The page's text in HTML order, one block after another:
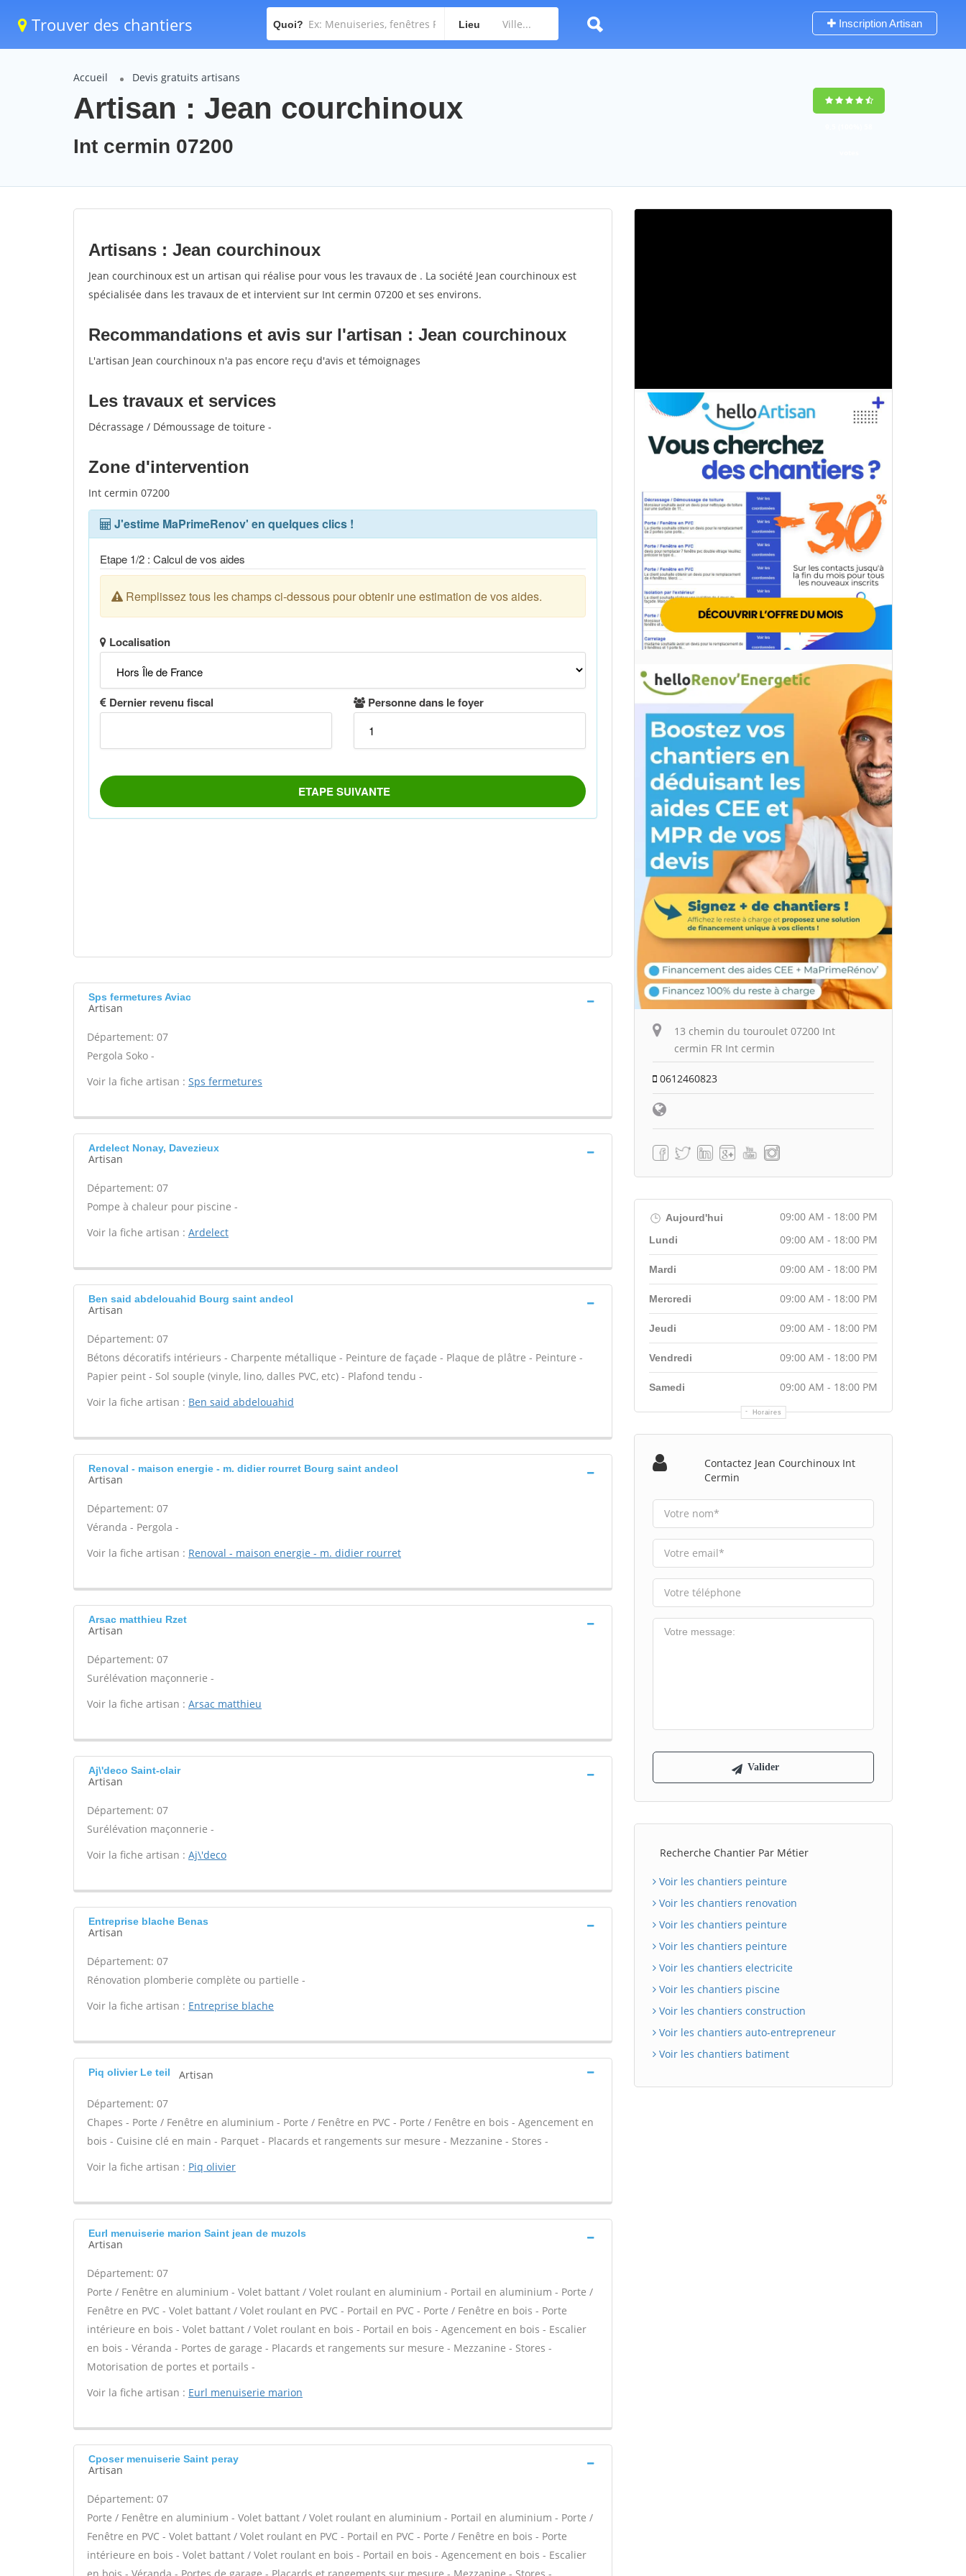
Trouver des chantiers Quoi? Lieu Inscription Artisan
Accueil Devis gratuits artisans
Artisan : Jean courchinoux
Int cermin 07200
Artisans : Jean courchinoux
Jean courchinoux est un artisan qui réalise pour vous les travaux de . La société Jean courchinoux est
spécialisée dans les travaux de et intervient sur Int cermin 07200 et ses environs.
Recommandations et avis sur l'artisan : Jean courchinoux
L'artisan Jean courchinoux n'a pas encore reçu d'avis et témoignages
Les travaux et services
Décrassage / Démoussage de toiture -
Zone d'intervention
Int cermin 07200
Sps fermetures Aviac
Artisan
Département: 07
Pergola Soko -
Voir la fiche artisan : Sps fermetures
Ardelect Nonay, Davezieux
Artisan
Département: 07
Pompe à chaleur pour piscine -
Voir la fiche artisan : Ardelect
Ben said abdelouahid Bourg saint andeol
Artisan
Département: 07
Bétons décoratifs intérieurs - Charpente métallique - Peinture de façade - Plaque de plâtre - Peinture -
Papier peint - Sol souple (vinyle, lino, dalles PVC, etc) - Plafond tendu -
Voir la fiche artisan : Ben said abdelouahid
Renoval - maison energie - m. didier rourret Bourg saint andeol
Artisan
Département: 07
Véranda - Pergola -
Voir la fiche artisan : Renoval - maison energie - m. didier rourret
Arsac matthieu Rzet
Artisan
Département: 07
Surélévation maçonnerie -
Voir la fiche artisan : Arsac matthieu
Aj\'deco Saint-clair
Artisan
Département: 07
Surélévation maçonnerie -
Voir la fiche artisan : Aj\'deco
Entreprise blache Benas
Artisan
Département: 07
Rénovation plomberie complète ou partielle -
Voir la fiche artisan : Entreprise blache
Piq olivier Le teil Artisan
Département: 07
Chapes - Porte / Fenêtre en aluminium - Porte / Fenêtre en PVC - Porte / Fenêtre en bois - Agencement en
bois - Cuisine clé en main - Parquet - Placards et rangements sur mesure - Mezzanine - Stores -
Voir la fiche artisan : Piq olivier
Eurl menuiserie marion Saint jean de muzols
Artisan
Département: 07
Porte / Fenêtre en aluminium - Volet battant / Volet roulant en aluminium - Portail en aluminium - Porte /
Fenêtre en PVC - Volet battant / Volet roulant en PVC - Portail en PVC - Porte / Fenêtre en bois - Porte
intérieure en bois - Volet battant / Volet roulant en bois - Portail en bois - Agencement en bois - Escalier
en bois - Véranda - Portes de garage - Placards et rangements sur mesure - Mezzanine - Stores -
Motorisation de portes et portails -
Voir la fiche artisan : Eurl menuiserie marion
Cposer menuiserie Saint peray
Artisan
Département: 07
Porte / Fenêtre en aluminium - Volet battant / Volet roulant en aluminium - Portail en aluminium - Porte /
Fenêtre en PVC - Volet battant / Volet roulant en PVC - Portail en PVC - Porte / Fenêtre en bois - Porte
intérieure en bois - Volet battant / Volet roulant en bois - Portail en bois - Agencement en bois - Escalier
13 chemin du touroulet 07200 Int
cermin FR Int cermin
0612460823
Aujourd'hui 09:00 AM - 18:00 PM
Horaires
Lundi 09:00 AM - 18:00 PM
Mardi 09:00 AM - 18:00 PM
Mercredi 09:00 AM - 18:00 PM
Jeudi 09:00 AM - 18:00 PM
Vendredi 09:00 AM - 18:00 PM
Samedi 09:00 AM - 18:00 PM
Contactez Jean Courchinoux Int
Cermin
Recherche Chantier Par Métier
Voir les chantiers peinture
Voir les chantiers renovation
Voir les chantiers peinture
Voir les chantiers peinture
Voir les chantiers electricite
Voir les chantiers piscine
Voir les chantiers construction
Voir les chantiers auto-entrepreneur
Voir les chantiers batiment